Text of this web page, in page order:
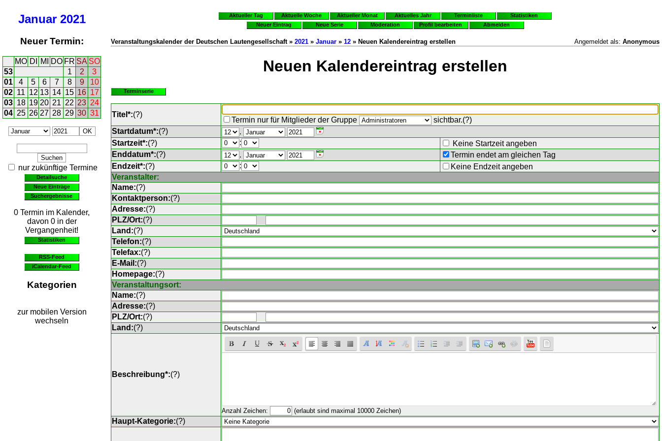
Januar 2021
Neuer Termin:
MO DI MI DO FR SA SO
53
1 2
3
01
4 5 6 7 8 9
10
02 11 12 13 14 15 16 17
03 18 19 20 21 22 23 24
04 25 26 27 28 29 30 31
nur zukünftige Termine
Detailsuche
Neue Einträge
Suchergebnisse
0 Termin im Kalender,
davon 0 in der
Vergangenheit!
Statistiken
RSS-Feed
iCalendar-Feed
Kategorien
zur mobilen Version
wechseln
Aktueller Tag Aktuelle Woche Aktueller Monat Aktuelles Jahr Terminliste
Statistiken
Neuer Eintrag
Neue Serie Moderation Profil bearbeiten Abmelden
Veranstaltungskalender der Deutschen Lautengesellschaft » 2021 » Januar » 12 » Neuen Kalendereintrag erstellen Angemeldet als: Anonymous
Neuen Kalendereintrag erstellen
Terminserie
Titel*:(?)
Termin nur für Mitglieder der Gruppe sichtbar.(?)
Startdatum*:(?)
.
Startzeit*:(?) :
Keine Startzeit angeben
Enddatum*:(?) .
Termin endet am gleichen Tag
Endzeit*:(?) :
Keine Endzeit angeben
Veranstalter:
Name:(?)
Kontaktperson:(?)
Adresse:(?)
PLZ/Ort:(?)
Land:(?)
Telefon:(?)
Telefax:(?)
E-Mail:(?)
Homepage:(?)
Veranstaltungsort:
Name:(?)
Adresse:(?)
PLZ/Ort:(?)
Land:(?)
Beschreibung*:(?)
Anzahl Zeichen: (erlaubt sind maximal 10000 Zeichen)
Haupt-Kategorie:(?)